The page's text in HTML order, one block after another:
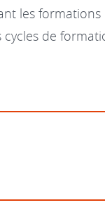
les formations
de